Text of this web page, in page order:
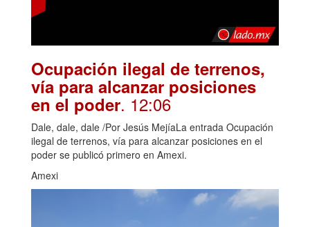
Ocupación ilegal de terrenos,
vía para alcanzar posiciones
en el poder. 12:06
Dale, dale, dale /Por Jesús MejíaLa entrada Ocupación
ilegal de terrenos, vía para alcanzar posiciones en el
poder se publicó primero en Amexi.
Amexi